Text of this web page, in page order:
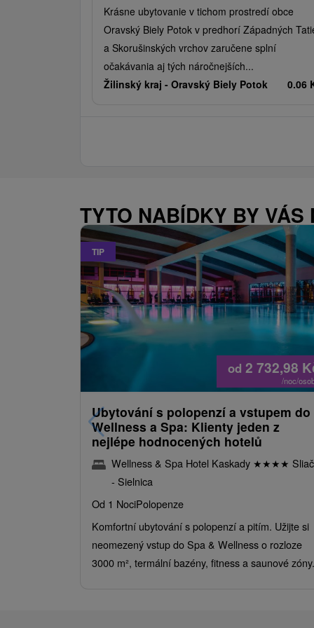
Krásne ubytovanie v tichom prostredí obce
Oravský Biely Potok v predhorí Západných
a Skorušinských vrchov zaručene splní
očakávania aj tých náročnejších...
Žilinský kraj - Oravský Biely Potok 0.06
TYTO NABÍDKY BY VÁS
TIP
od 2 732,98
/noc/
Ubytování s polopenzí a vstupem do
Wellness a Spa: Klienty jeden z
nejlépe hodnocených hotelů
Wellness & Spa Hotel Kaskady ★★★★ Sliač
- Sielnica
Od 1 NociPolopenze
Komfortní ubytování s polopenzí a pitím. Užijte si
neomezený vstup do Spa & Wellness o rozloze
3000 m², termální bazény, fitness a saunové zóny.